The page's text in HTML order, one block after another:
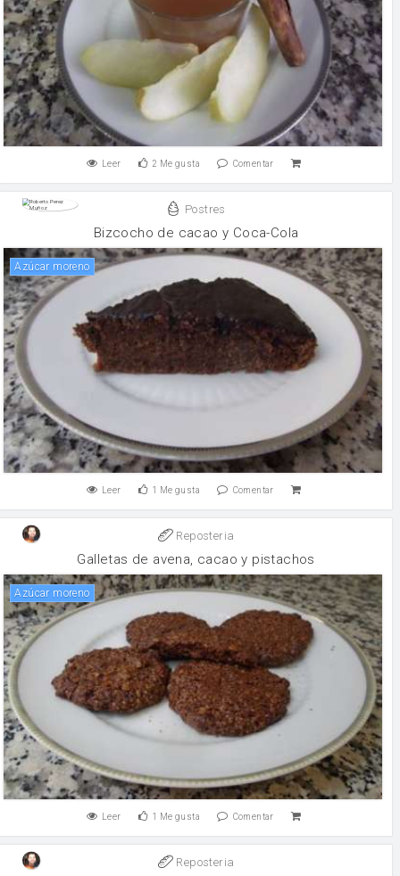
Leer 2 Me gusta Comentar
Postres
Bizcocho de cacao y Coca-Cola
Azúcar moreno
Leer 1 Me gusta Comentar
Reposteria
Galletas de avena, cacao y pistachos
Azúcar moreno
Leer 1 Me gusta Comentar
Reposteria